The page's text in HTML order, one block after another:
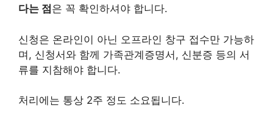
다는 점 은 꼭 확인하셔야 합니다.
신청은 온라인이 아닌 오프라인 창구 접수만 가능하
며, 신청서와 함께 가족관계증명서, 신분증 등의 서
류를 지참해야 합니다.
처리에는 통상 2주 정도 소요됩니다.